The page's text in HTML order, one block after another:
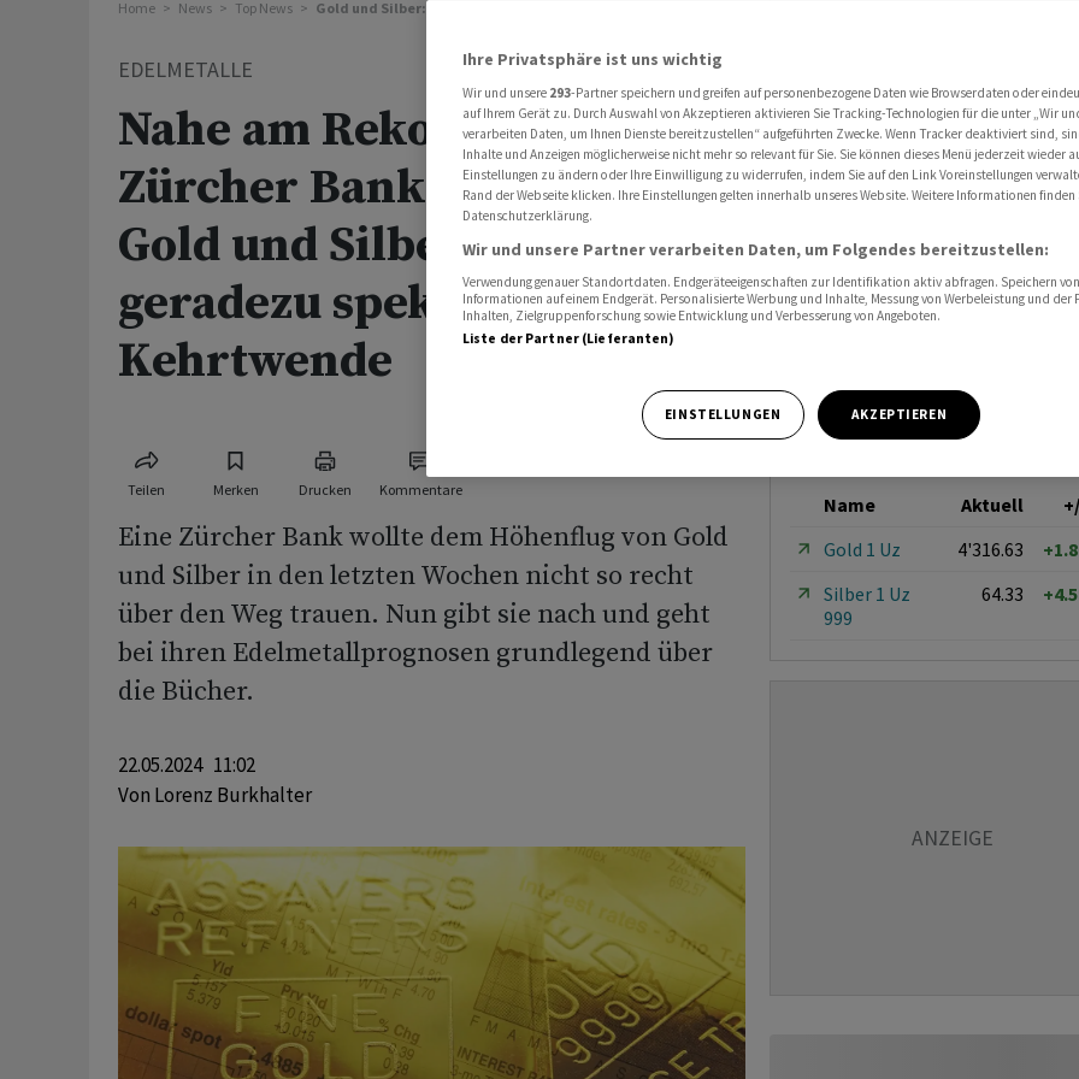
Home News Top News Gold und Silber: Zürcher Bank macht bei Edelmetallen eine geradezu spektakuläre Kehrtwende
EDELMETALLE
Nahe am Rekordhoch:
Zürcher Bank macht bei
Gold und Silber eine
geradezu spektakuläre
Kehrtwende
Teilen Merken Drucken Kommentare
Eine Zürcher Bank wollte dem Höhenflug von Gold
und Silber in den letzten Wochen nicht so recht
über den Weg trauen. Nun gibt sie nach und geht
bei ihren Edelmetallprognosen grundlegend über
die Bücher.
22.05.2024 11:02
Von Lorenz Burkhalter
Name Aktuell
Gold 1 Uz
4'316.63
Silber 1 Uz
999
64.33
Ihre Privatsphäre ist uns wichtig
Wir und unsere 293-Partner speichern und greifen auf personenbezogene Daten wie Browserdaten oder
auf Ihrem Gerät zu. Durch Auswahl von Akzeptieren aktivieren Sie Tracking-Technologien für die unter „Wir
verarbeiten Daten, um Ihnen Dienste bereitzustellen“ aufgeführten Zwecke. Wenn Tracker deaktiviert sind,
Inhalte und Anzeigen möglicherweise nicht mehr so relevant für Sie. Sie können dieses Menü jederzeit wieder
Einstellungen zu ändern oder Ihre Einwilligung zu widerrufen, indem Sie auf den Link Voreinstellungen
Rand der Webseite klicken. Ihre Einstellungen gelten innerhalb unseres Website. Weitere Informationen finden
Datenschutzerklärung.
Wir und unsere Partner verarbeiten Daten, um Folgendes bereitzustellen:
Verwendung genauer Standortdaten. Endgeräteeigenschaften zur Identifikation aktiv abfragen. Speichern
Informationen auf einem Endgerät. Personalisierte Werbung und Inhalte, Messung von Werbeleistung und der
Inhalten, Zielgruppenforschung sowie Entwicklung und Verbesserung von Angeboten.
Liste der Partner (Lieferanten)
EINSTELLUNGEN AKZEPTIEREN